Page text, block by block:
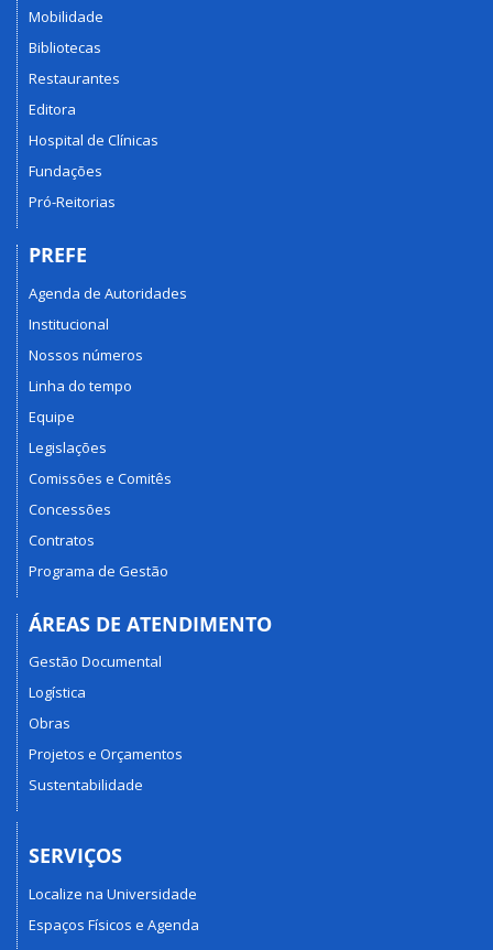
Mobilidade
Bibliotecas
Restaurantes
Editora
Hospital de Clínicas
Fundações
Pró-Reitorias
PREFE
Agenda de Autoridades
Institucional
Nossos números
Linha do tempo
Equipe
Legislações
Comissões e Comitês
Concessões
Contratos
Programa de Gestão
ÁREAS DE ATENDIMENTO
Gestão Documental
Logística
Obras
Projetos e Orçamentos
Sustentabilidade
SERVIÇOS
Localize na Universidade
Espaços Físicos e Agenda